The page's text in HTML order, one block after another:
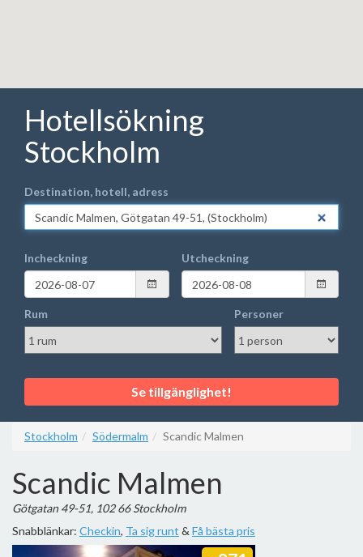
Hotellsökning
Stockholm
Destination, hotell, adress
Incheckning Utcheckning
Rum Personer
Se tillgänglighet!
Stockholm Södermalm Scandic Malmen
Scandic Malmen
Götgatan 49-51, 102 66 Stockholm
Snabblänkar: Checkin, Ta sig runt & Få bästa pris